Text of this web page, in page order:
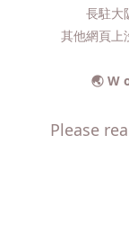
長駐大
其他網頁上
🌏 W
Please